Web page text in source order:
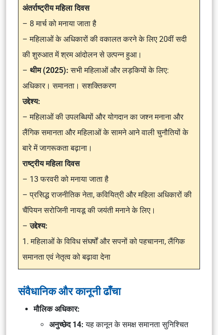
अंतर्राष्ट्रीय महिला दिवस
– 8 मार्च को मनाया जाता है
– महिलाओं के अधिकारों की वकालत करने के लिए 20वीं सदी
की शुरुआत में श्रम आंदोलन से उत्पन्न हुआ।
– थीम (2025): सभी महिलाओं और लड़कियों के लिए:
अधिकार। समानता। सशक्तिकरण
उद्देश्य:
– महिलाओं की उपलब्धियों और योगदान का जश्न मनाना और
लैंगिक समानता और महिलाओं के सामने आने वाली चुनौतियों के
बारे में जागरूकता बढ़ाना।
राष्ट्रीय महिला दिवस
– 13 फरवरी को मनाया जाता है
– प्रसिद्ध राजनीतिक नेता, कवियित्री और महिला अधिकारों की
चैंपियन सरोजिनी नायडू की जयंती मनाने के लिए।
–उद्देश्य:
1. महिलाओं के विविध संघर्षों और सपनों को पहचानना, लैंगिक
समानता एवं नेतृत्व को बढ़ावा देना
संवैधानिक और कानूनी ढाँचा
मौलिक अधिकार:
अनुच्छेद 14:यह कानून के समक्ष समानता सुनिश्चित